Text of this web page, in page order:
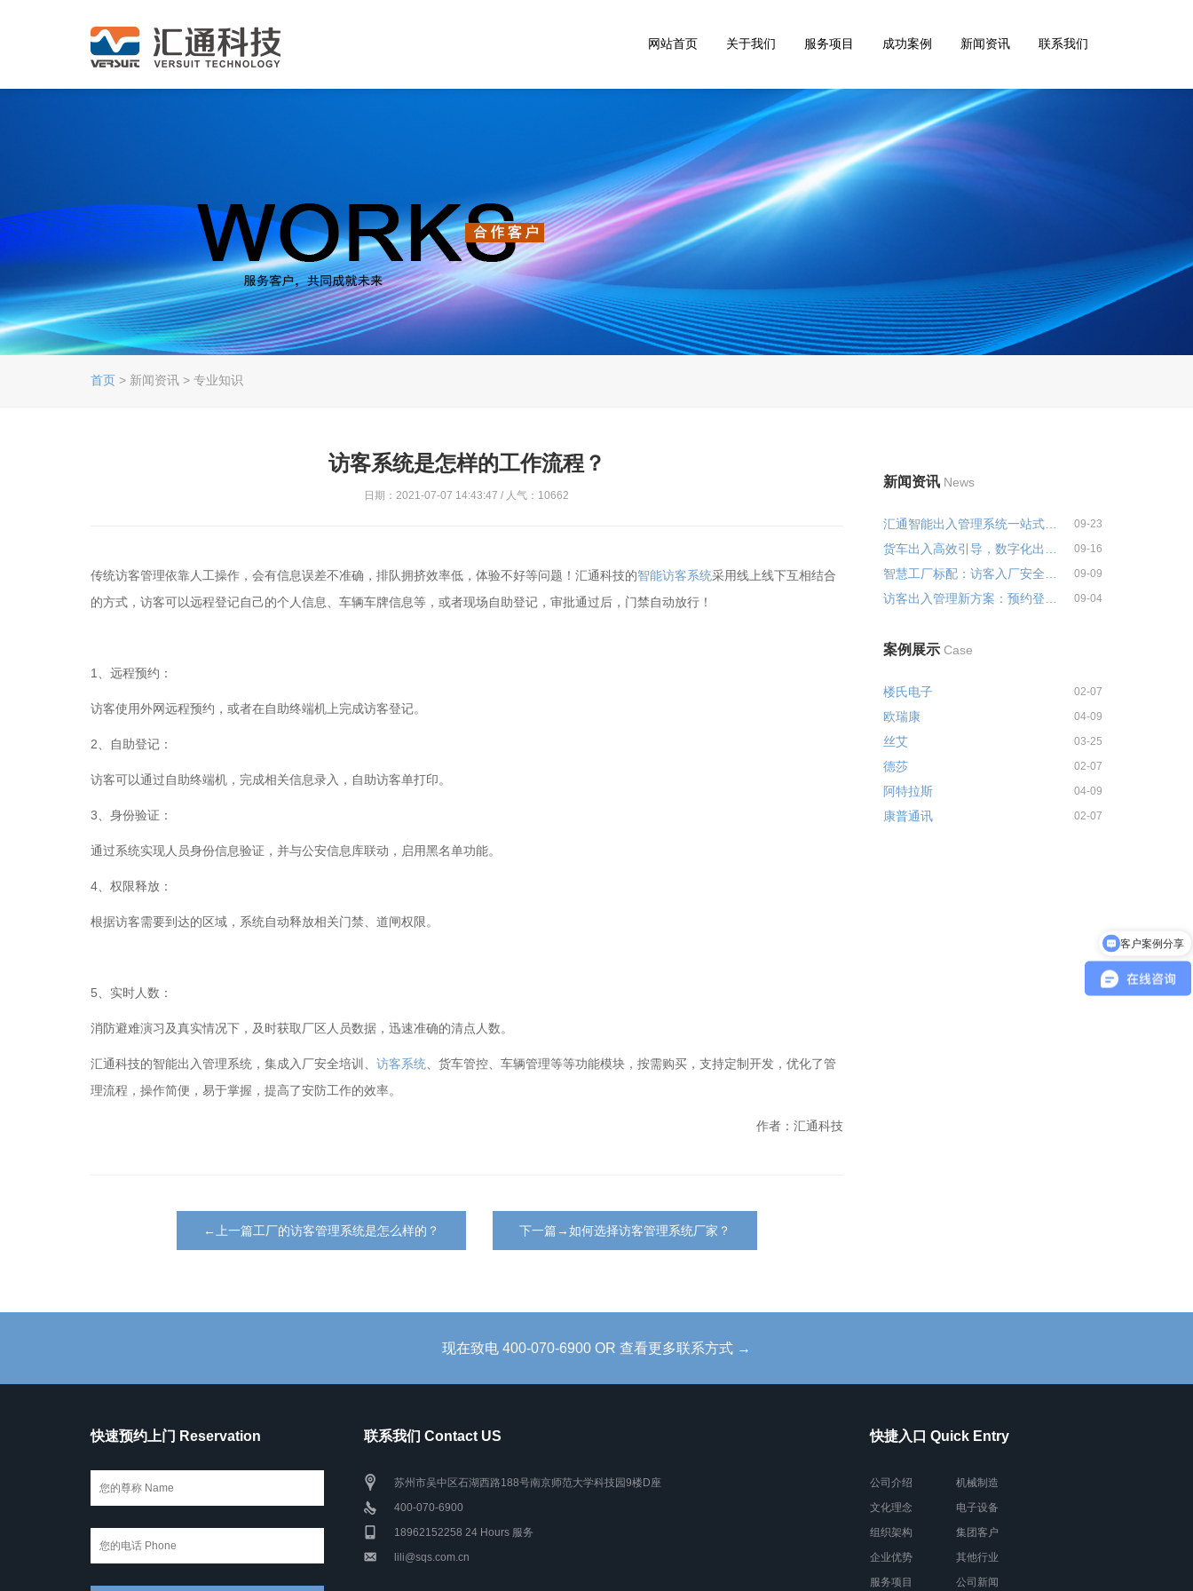
网站首页 关于我们 服务项目 成功案例 新闻资讯 联系我们
首页 > 新闻资讯 > 专业知识
访客系统是怎样的工作流程？
日期：2021-07-07 14:43:47 / 人气：10662
传统访客管理依靠人工操作，会有信息误差不准确，排队拥挤效率低，体验不好等问题！汇通科技的智能访客系统采用线上线下互相结合
的方式，访客可以远程登记自己的个人信息、车辆车牌信息等，或者现场自助登记，审批通过后，门禁自动放行！
1、远程预约：
访客使用外网远程预约，或者在自助终端机上完成访客登记。
2、自助登记：
访客可以通过自助终端机，完成相关信息录入，自助访客单打印。
3、身份验证：
通过系统实现人员身份信息验证，并与公安信息库联动，启用黑名单功能。
4、权限释放：
根据访客需要到达的区域，系统自动释放相关门禁、道闸权限。
5、实时人数：
消防避难演习及真实情况下，及时获取厂区人员数据，迅速准确的清点人数。
汇通科技的智能出入管理系统，集成入厂安全培训、 访客系统 、货车管控、车辆管理等等功能模块，按需购买，支持定制开发，优化了管
理流程，操作简便，易于掌握，提高了安防工作的效率。
作者：汇通科技
←上一篇工厂的访客管理系统是怎么样的？ 下一篇→如何选择访客管理系统厂家？
新闻资讯 News
汇通智能出入管理系统一站式解决... 09-23
09-16
09-09
09-04
案例展示 Case
楼氏电子 02-07
欧瑞康 04-09
丝艾 03-25
德莎 02-07
阿特拉斯 04-09
康普通讯 02-07
现在致电 400-070-6900 OR 查看更多联系方式 →
快速预约上门 Reservation 联系我们 Contact US
苏州市吴中区石湖西路188号南京师范大学科技园9楼D座
400-070-6900
18962152258 24 Hours 服务
lili@sqs.com.cn
快捷入口 Quick Entry
公司介绍
文化理念
组织架构
企业优势
服务项目
机械制造
电子设备
集团客户
其他行业
公司新闻
产品报价